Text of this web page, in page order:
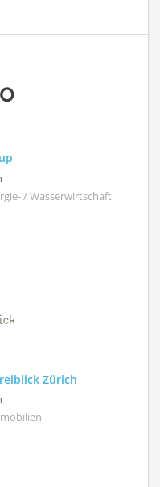
/ Wasserwirtschaft
Zürich